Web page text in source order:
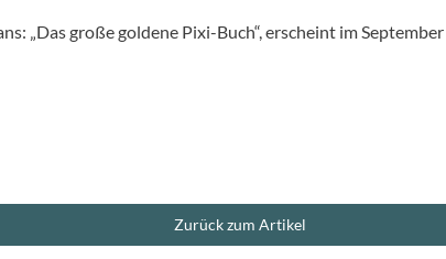
„Das große goldene Pixi-Buch“, erscheint im
Zurück zum Artikel